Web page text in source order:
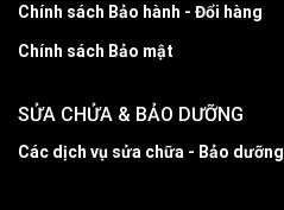
Chính sách Bảo hành - Đổi hàng
Chính sách Bảo mật
SỬA CHỬA & BẢO DƯỠNG
Các dịch vụ sửa chữa - Bảo dưỡng